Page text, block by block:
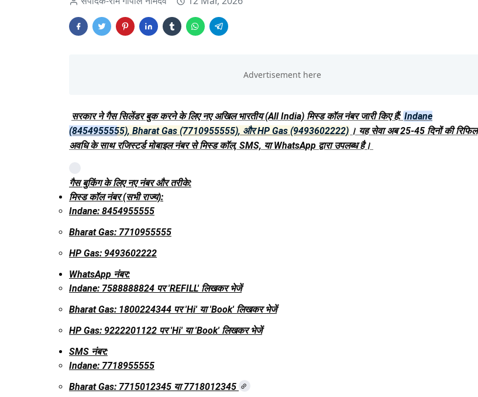
सरकार ने गैस सिलेंडर बुक करने के लिए नए अखिल भारतीय (All India) मिस्ड कॉल नंबर जारी किए हैं: Indane
(8454955555), Bharat Gas (7710955555), औरHP Gas (9493602222) । यह सेवा अब 25-45 दिनों की रिफिल
अवधि के साथ रजिस्टर्ड मोबाइल नंबर से मिस्ड कॉल, SMS, या WhatsApp द्वारा उपलब्ध है।
गैस बुकिंग के लिए नए नंबर और तरीके:
मिस्ड कॉल नंबर (सभी राज्य):
Indane: 8454955555
Bharat Gas: 7710955555
HP Gas: 9493602222
WhatsApp नंबर:
Indane: 7588888824 पर 'REFILL' लिखकर भेजें
Bharat Gas: 1800224344 पर 'Hi' या 'Book' लिखकर भेजें
HP Gas: 9222201122 पर 'Hi' या 'Book' लिखकर भेजें
SMS नंबर:
Indane: 7718955555
Bharat Gas: 7715012345 या 7718012345